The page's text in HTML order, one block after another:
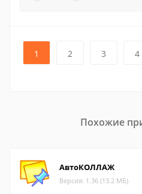
1 2 3 4
Похожие
АвтоКОЛЛАЖ
Версия: 1.36 (13.2 МБ)